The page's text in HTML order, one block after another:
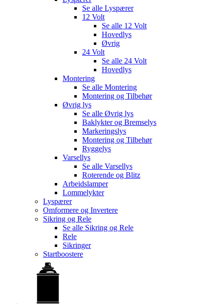
Se alle Lyspærer
12 Volt
Se alle 12 Volt
Hovedlys
Øvrig
24 Volt
Se alle 24 Volt
Hovedlys
Montering
Se alle Montering
Montering og Tilbehør
Øvrig lys
Se alle Øvrig lys
Baklykter og Bremselys
Markeringslys
Montering og Tilbehør
Ryggelys
Varsellys
Se alle Varsellys
Roterende og Blitz
Arbeidslamper
Lommelykter
Lyspærer
Omformere og Invertere
Sikring og Rele
Se alle Sikring og Rele
Rele
Sikringer
Startboostere